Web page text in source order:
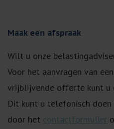
Maak een afspraak
Wilt u onze
Voor het aanvragen van
vrijblijvende offerte kunt u
Dit kunt u telefonisch doen
door het contactformulier